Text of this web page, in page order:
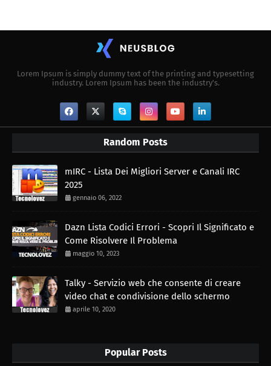
Lorem Ipsum is simply dummy text of the printing and typesetting
industry. Lorem Ipsum has been the industry's.
Random Posts
mIRC - Lista Dei Migliori Server e Canali IRC
2025
gennaio 06, 2022
Dazn Lista Codici Errori - Scopri Il Significato e
Come Risolvere Il Problema
maggio 10, 2023
Talky - Servizio web che consente di creare
video chat e condivisione dello schermo
aprile 10, 2020
Popular Posts